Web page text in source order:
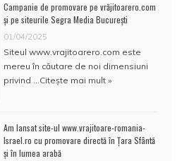
Campanie de promovare pe vrăjitoarero.com
și pe siteurile Segra Media București
01/04/2025
Siteul www.vrajitoarero.com este
mereu în căutare de noi dimensiuni
privind …Citește mai mult »
Am lansat site-ul www.vrajitoare-romania-
Israel.ro cu promovare directă în Țara Sfântă
și în lumea arabă